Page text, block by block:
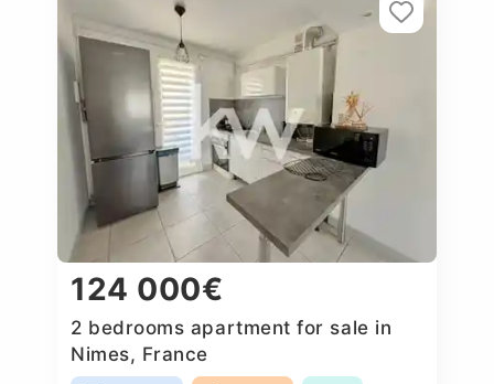
124 000€
2 bedrooms apartment for sale in
Nimes, France